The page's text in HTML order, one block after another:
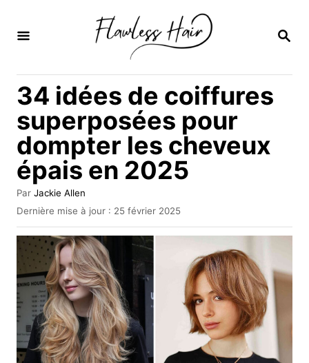
R
H
34 idées de coiffures
superposées pour
dompter les cheveux
épais en 2025
Par A
u
e
u
Jackie Allen
P
u
b
é
l
e
Dernière mise à jour : 25 février 2025